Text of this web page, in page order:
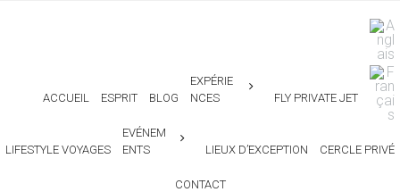
ACCUEIL ESPRIT BLOG
EXPÉRIE
NCES
FLY PRIVATE JET
LIFESTYLE VOYAGES
EVÉNEM
ENTS
LIEUX D’EXCEPTION CERCLE PRIVÉ
CONTACT